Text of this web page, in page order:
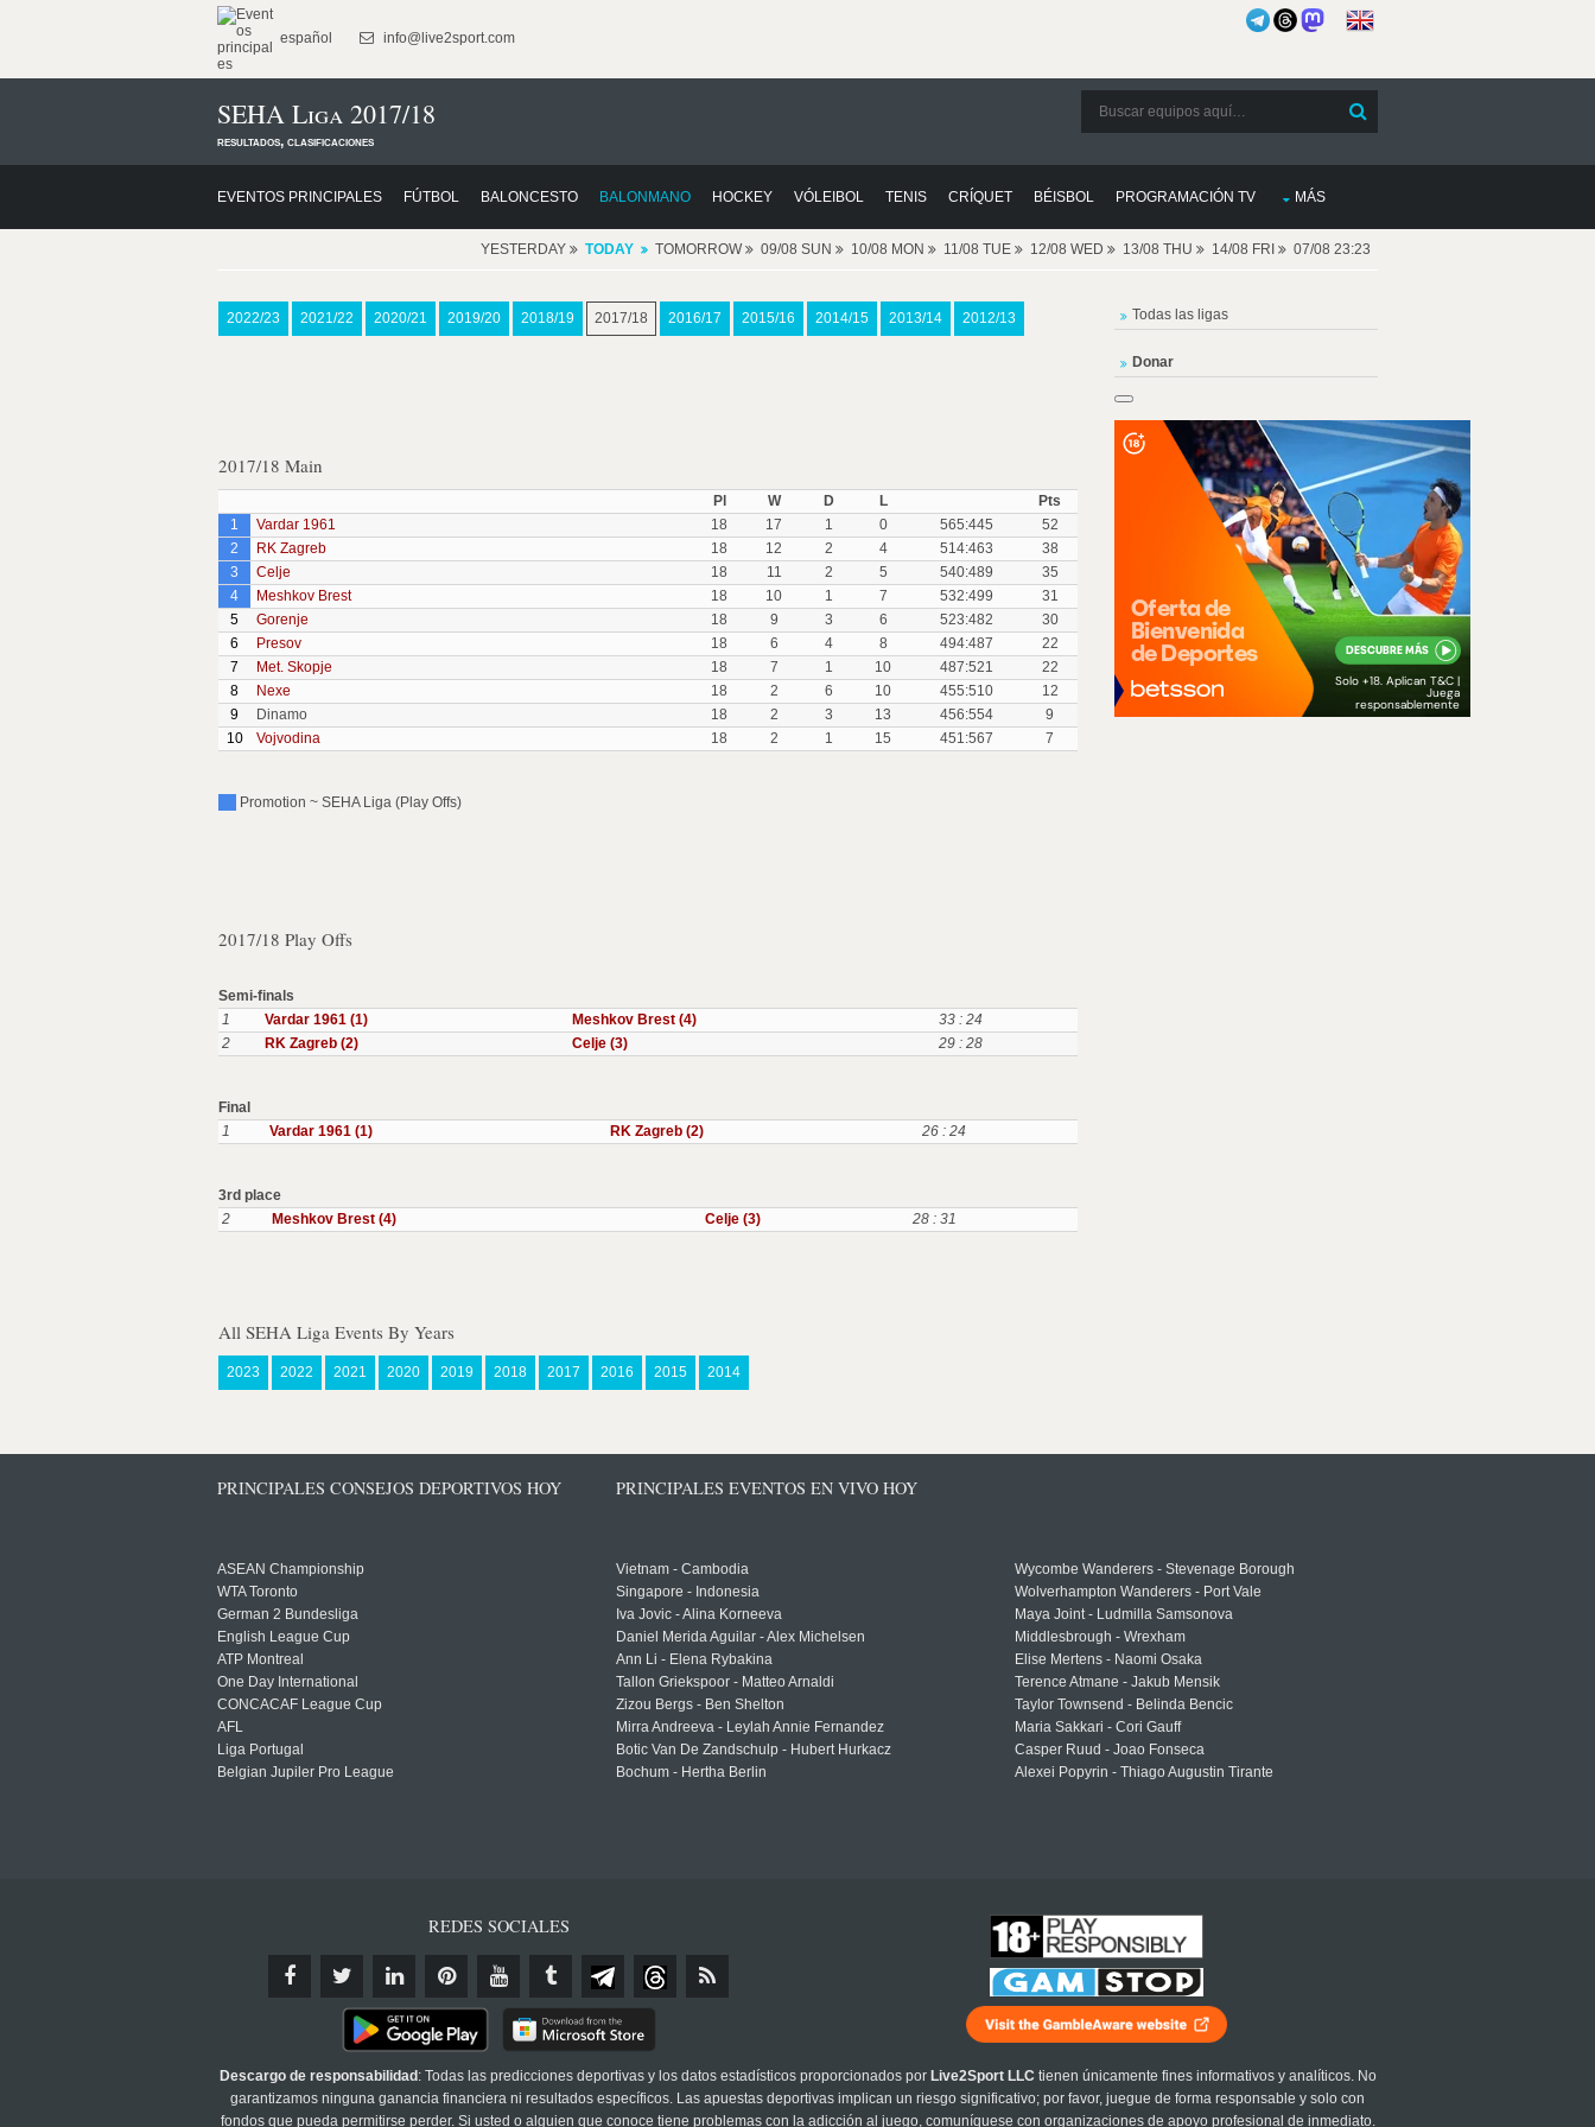
español info@live2sport.com
SEHA Liga 2017/18
resultados, clasificaciones
EVENTOS PRINCIPALES FÚTBOL BALONCESTO BALONMANO HOCKEY VÓLEIBOL TENIS CRÍQUET BÉISBOL PROGRAMACIÓN TV MÁS
YESTERDAY TODAY TOMORROW 09/08 SUN 10/08 MON 11/08 TUE 12/08 WED 13/08 THU 14/08 FRI 07/08 23:23
2022/23 2021/22 2020/21 2019/20 2018/19 2017/18 2016/17 2015/16 2014/15 2013/14 2012/13
2017/18 Main
Pl W D L
Pts
1
Vardar 1961 18 17 1 0 565:445
52
2
RK Zagreb 18 12 2 4 514:463
38
3
Celje 18 11 2 5 540:489
35
4
Meshkov Brest 18 10 1 7 532:499
31
5
Gorenje 18 9 3 6 523:482
30
6
Presov 18 6 4 8 494:487
22
7
Met. Skopje 18 7 1 10 487:521
22
8
Nexe 18 2 6 10 455:510
12
9
Dinamo 18 2 3 13 456:554
9
10
Vojvodina 18 2 1 15 451:567 7
Promotion ~ SEHA Liga (Play Offs)
2017/18 Play Offs
Semi-finals
1
Vardar 1961 (1) Meshkov Brest (4)
33 : 24
2
RK Zagreb (2) Celje (3) 29 : 28
Final
1
Vardar 1961 (1) RK Zagreb (2) 26 : 24
3rd place
2
Meshkov Brest (4) Celje (3) 28 : 31
All SEHA Liga Events By Years
2023 2022 2021 2020 2019 2018 2017 2016 2015 2014
Todas las ligas
Donar
PRINCIPALES CONSEJOS DEPORTIVOS HOY
ASEAN Championship
WTA Toronto
German 2 Bundesliga
English League Cup
ATP Montreal
One Day International
CONCACAF League Cup
AFL
Liga Portugal
Belgian Jupiler Pro League
PRINCIPALES EVENTOS EN VIVO HOY
Vietnam - Cambodia
Singapore - Indonesia
Iva Jovic - Alina Korneeva
Daniel Merida Aguilar - Alex Michelsen
Ann Li - Elena Rybakina
Tallon Griekspoor - Matteo Arnaldi
Zizou Bergs - Ben Shelton
Mirra Andreeva - Leylah Annie Fernandez
Botic Van De Zandschulp - Hubert Hurkacz
Bochum - Hertha Berlin
Wycombe Wanderers - Stevenage Borough
Wolverhampton Wanderers - Port Vale
Maya Joint - Ludmilla Samsonova
Middlesbrough - Wrexham
Elise Mertens - Naomi Osaka
Terence Atmane - Jakub Mensik
Taylor Townsend - Belinda Bencic
Maria Sakkari - Cori Gauff
Casper Ruud - Joao Fonseca
Alexei Popyrin - Thiago Augustin Tirante
REDES SOCIALES
Descargo de responsabilidad : Todas las predicciones deportivas y los datos estadísticos proporcionados por Live2Sport LLC tienen únicamente fines informativos y analíticos. No
garantizamos ninguna ganancia financiera ni resultados específicos. Las apuestas deportivas implican un riesgo significativo; por favor, juegue de forma responsable y solo con
fondos que pueda permitirse perder. Si usted o alguien que conoce tiene problemas con la adicción al juego, comuníquese con organizaciones de apoyo profesional de inmediato.